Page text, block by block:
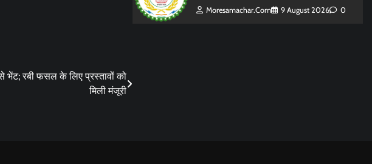
भेंट; रबी फसल के लिए प्रस्तावों को
मिली मंजूरी
Moresamachar.com 9 August 2026 0